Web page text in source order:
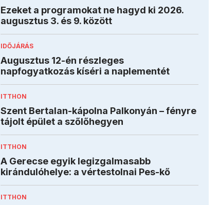
Ezeket a programokat ne hagyd ki 2026.
augusztus 3. és 9. között
IDŐJÁRÁS
Augusztus 12-én részleges
napfogyatkozás kíséri a naplementét
ITTHON
Szent Bertalan-kápolna Palkonyán – fényre
tájolt épület a szőlőhegyen
ITTHON
A Gerecse egyik legizgalmasabb
kirándulóhelye: a vértestolnai Pes-kő
ITTHON